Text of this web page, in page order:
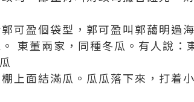
可盈個袋型，郭可盈叫郭藹明過
東董兩家，同種冬瓜。有人說：
上面結滿瓜。瓜瓜落下來，打着